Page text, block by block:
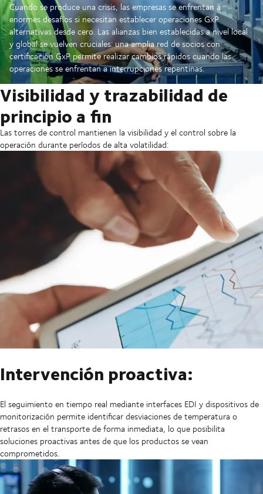
Cuando se produce una crisis, las empresas se enfrentan a
enormes desafíos si necesitan establecer operaciones GxP
alternativas desde cero. Las alianzas bien establecidas a nivel local
y global se vuelven cruciales: una amplia red de socios con
certificación GxP permite realizar cambios rápidos cuando las
operaciones se enfrentan a interrupciones repentinas.
Visibilidad y trazabilidad de
principio a fin
Las torres de control mantienen la visibilidad y el control sobre la
operación durante períodos de alta volatilidad:
Intervención proactiva:
El seguimiento en tiempo real mediante interfaces EDI y dispositivos de
monitorización permite identificar desviaciones de temperatura o
retrasos en el transporte de forma inmediata, lo que posibilita
soluciones proactivas antes de que los productos se vean
comprometidos.